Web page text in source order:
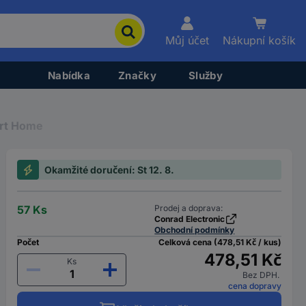
Můj účet Nákupní košík
Nabídka Značky Služby
Home
Okamžité doručení: St 12. 8.
57 Ks
Prodej a doprava:
Conrad Electronic
Obchodní podmínky
Počet
Ks
Celková cena (478,51 Kč / kus)
478,51 Kč
Bez DPH.
cena dopravy